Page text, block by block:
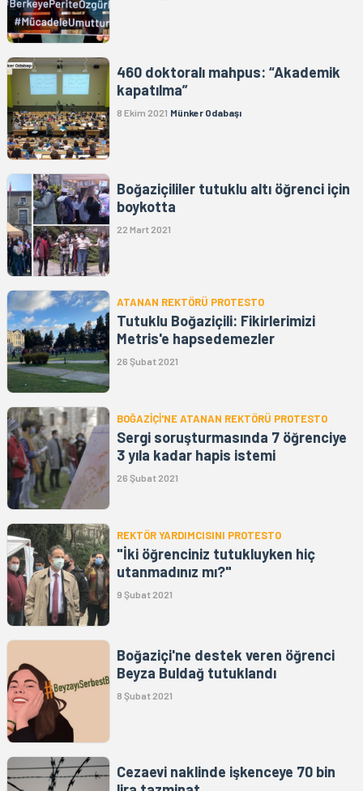
460 doktoralı mahpus: “Akademik
kapatılma”
8 Ekim 2021 Münker Odabaşı
Boğaziçililer tutuklu altı öğrenci için
boykotta
22 Mart 2021
ATANAN REKTÖRÜ PROTESTO
Tutuklu Boğaziçili: Fikirlerimizi
Metris'e hapsedemezler
26 Şubat 2021
BOĞAZİÇİ'NE ATANAN REKTÖRÜ PROTESTO
Sergi soruşturmasında 7 öğrenciye
3 yıla kadar hapis istemi
26 Şubat 2021
REKTÖR YARDIMCISINI PROTESTO
"İki öğrenciniz tutukluyken hiç
utanmadınız mı?"
9 Şubat 2021
Boğaziçi'ne destek veren öğrenci
Beyza Buldağ tutuklandı
8 Şubat 2021
Cezaevi naklinde işkenceye 70 bin